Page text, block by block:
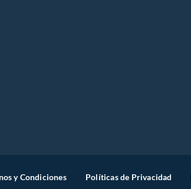
y Condiciones Políticas de Privacidad